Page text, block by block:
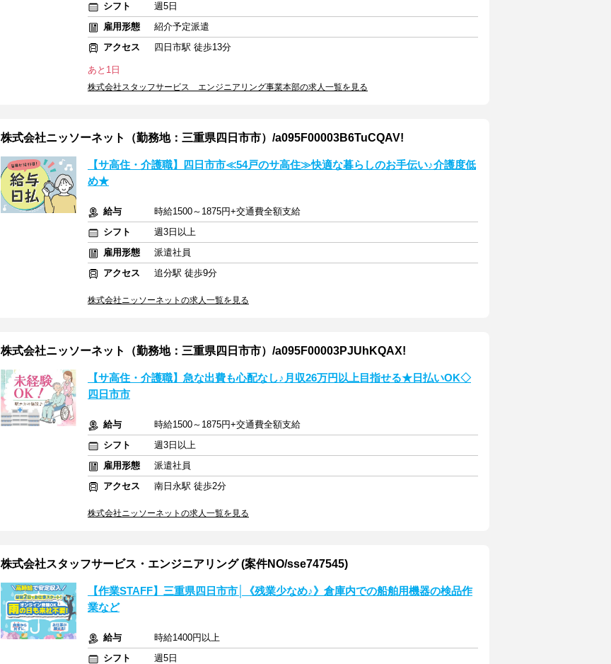
シフト
週5日
雇用形態
紹介予定派遣
アクセス
四日市駅 徒歩13分
あと1日
株式会社スタッフサービス エンジニアリング事業本部の求人一覧を見る
株式会社ニッソーネット（勤務地：三重県四日市市）/a095F00003B6TuCQAV!
【サ高住・介護職】四日市市≪54戸のサ高住≫快適な暮らしのお手伝い♪介護度低
め★
給与
時給1500～1875円+交通費全額支給
シフト
週3日以上
雇用形態
派遣社員
アクセス
追分駅 徒歩9分
株式会社ニッソーネットの求人一覧を見る
株式会社ニッソーネット（勤務地：三重県四日市市）/a095F00003PJUhKQAX!
【サ高住・介護職】急な出費も心配なし♪月収26万円以上目指せる★日払いOK◇
四日市市
給与
時給1500～1875円+交通費全額支給
シフト
週3日以上
雇用形態
派遣社員
アクセス
南日永駅 徒歩2分
株式会社ニッソーネットの求人一覧を見る
株式会社スタッフサービス・エンジニアリング (案件NO/sse747545)
【作業STAFF】三重県四日市市│《残業少なめ♪》倉庫内での船舶用機器の検品作
業など
給与
時給1400円以上
シフト
週5日